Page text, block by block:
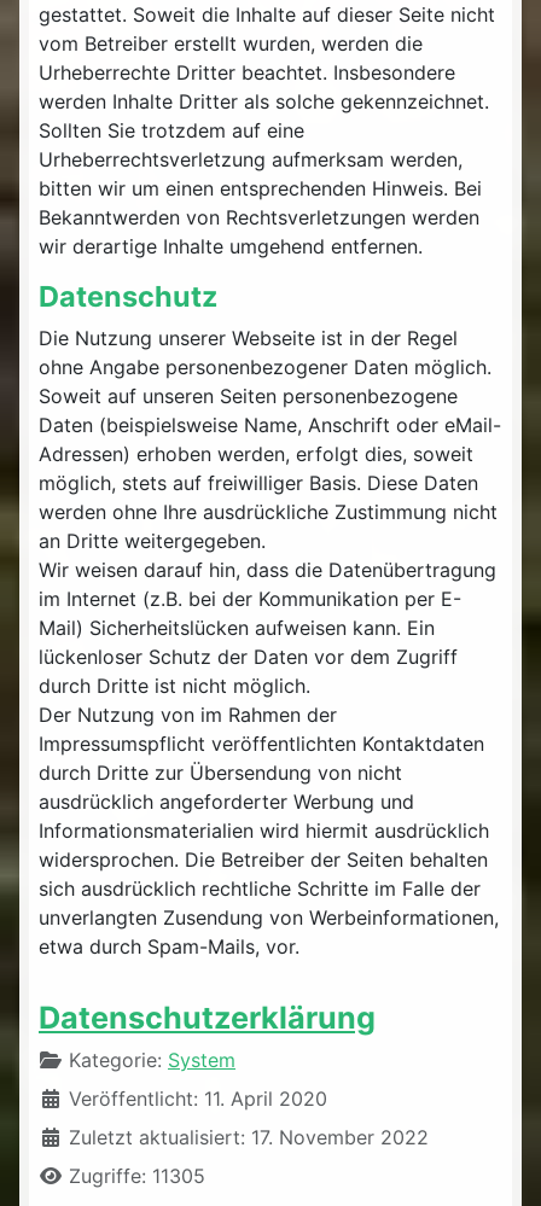
gestattet. Soweit die Inhalte auf dieser Seite nicht
vom Betreiber erstellt wurden, werden die
Urheberrechte Dritter beachtet. Insbesondere
werden Inhalte Dritter als solche gekennzeichnet.
Sollten Sie trotzdem auf eine
Urheberrechtsverletzung aufmerksam werden,
bitten wir um einen entsprechenden Hinweis. Bei
Bekanntwerden von Rechtsverletzungen werden
wir derartige Inhalte umgehend entfernen.
Datenschutz
Die Nutzung unserer Webseite ist in der Regel
ohne Angabe personenbezogener Daten möglich.
Soweit auf unseren Seiten personenbezogene
Daten (beispielsweise Name, Anschrift oder eMail-
Adressen) erhoben werden, erfolgt dies, soweit
möglich, stets auf freiwilliger Basis. Diese Daten
werden ohne Ihre ausdrückliche Zustimmung nicht
an Dritte weitergegeben.
Wir weisen darauf hin, dass die Datenübertragung
im Internet (z.B. bei der Kommunikation per E-
Mail) Sicherheitslücken aufweisen kann. Ein
lückenloser Schutz der Daten vor dem Zugriff
durch Dritte ist nicht möglich.
Der Nutzung von im Rahmen der
Impressumspflicht veröffentlichten Kontaktdaten
durch Dritte zur Übersendung von nicht
ausdrücklich angeforderter Werbung und
Informationsmaterialien wird hiermit ausdrücklich
widersprochen. Die Betreiber der Seiten behalten
sich ausdrücklich rechtliche Schritte im Falle der
unverlangten Zusendung von Werbeinformationen,
etwa durch Spam-Mails, vor.
Datenschutzerklärung
DetailsKategorie: System
Veröffentlicht: 11. April 2020
Zuletzt aktualisiert: 17. November 2022
Zugriffe: 11305